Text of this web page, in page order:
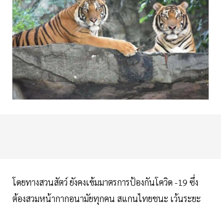
โดยทางสวนสัตว์ ยังคงเข้มมาตรการป้องกันโควิด -19 ซึ่ง
ต้องสวมหน้ากากอนามัยทุกคน สแกนไทยชนะ เว้นระยะ